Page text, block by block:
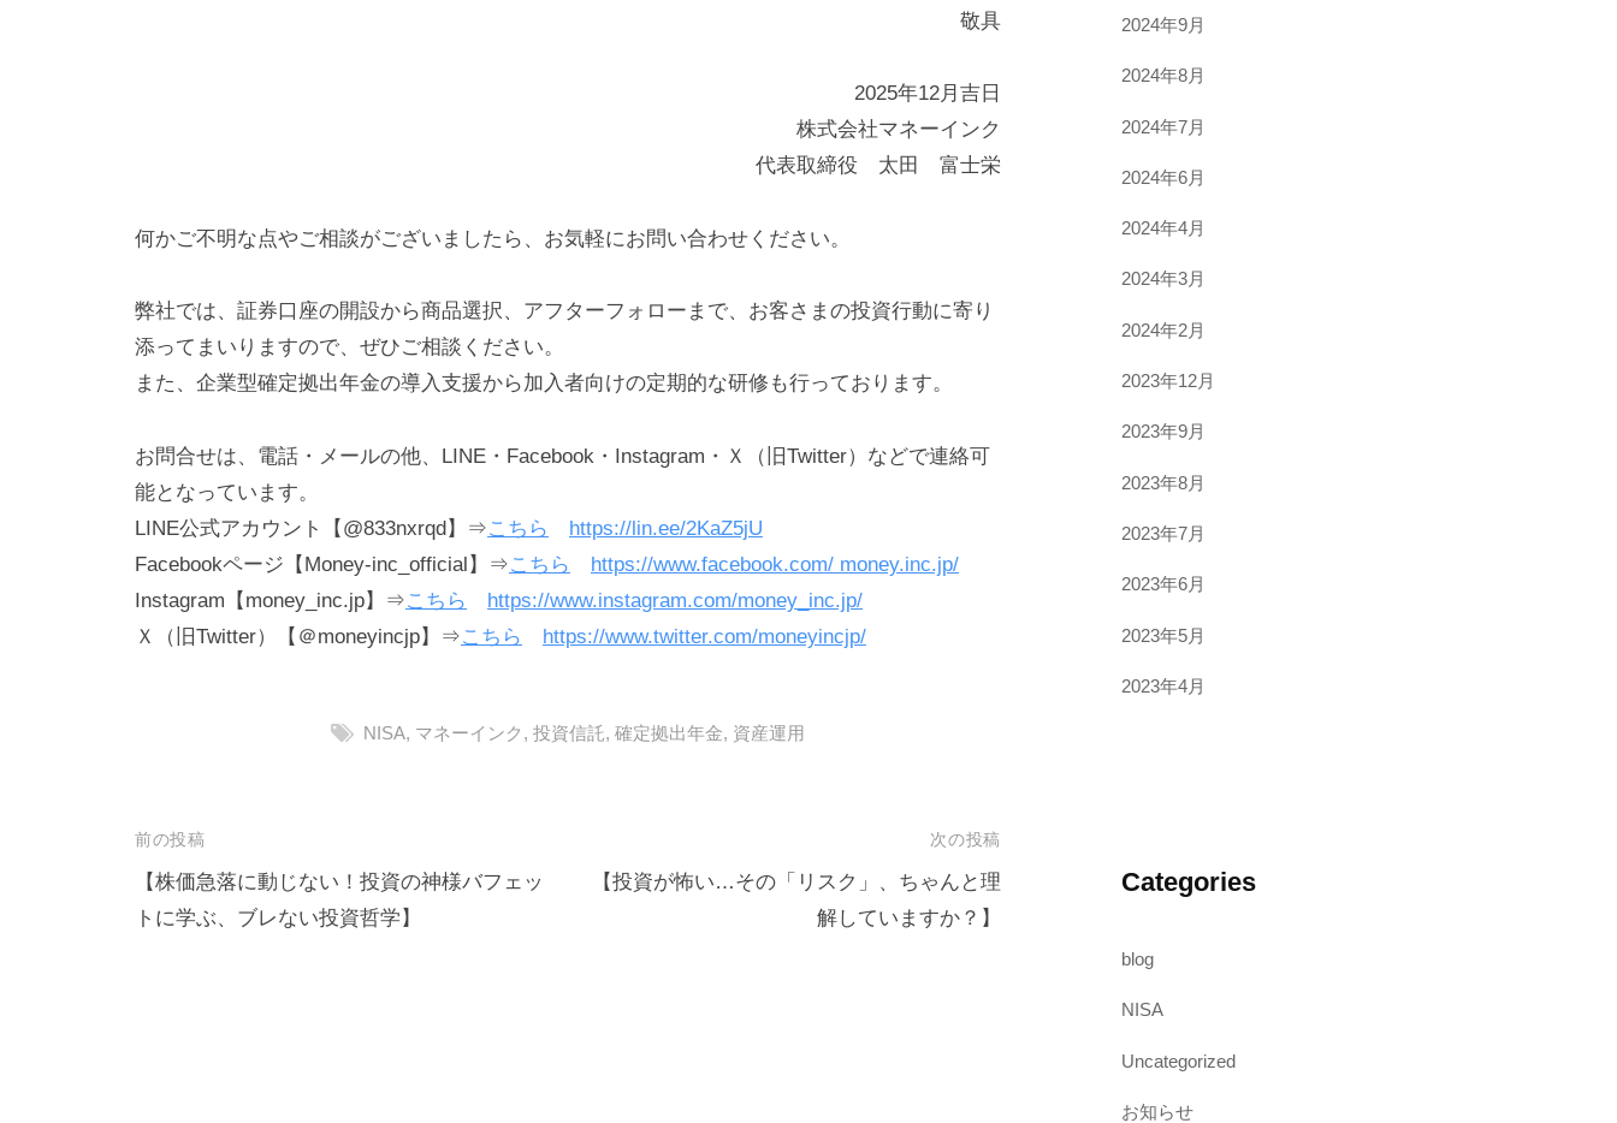
敬具
2025年12月吉日
株式会社マネーインク
代表取締役 太田 富士栄
何かご不明な点やご相談がございましたら、お気軽にお問い合わせください。
弊社では、証券口座の開設から商品選択、アフターフォローまで、お客さまの投資行動に寄り
添ってまいりますので、ぜひご相談ください。
また、企業型確定拠出年金の導入支援から加入者向けの定期的な研修も行っております。
お問合せは、電話・メールの他、LINE・Facebook・Instagram・Ｘ（旧Twitter）などで連絡可
能となっています。
LINE公式アカウント【@833nxrqd】⇒こちら
https://lin.ee/2KaZ5jU
Facebookページ【Money-inc_official】⇒こちら
https://www.facebook.com/ money.inc.jp/
Instagram【money_inc.jp】⇒こちら
https://www.instagram.com/money_inc.jp/
Ｘ（旧Twitter）【＠moneyincjp】⇒こちら https://www.twitter.com/moneyincjp/
NISA, マネーインク , 投資信託, 確定拠出年金, 資産運用
投
稿
ナ
前の投稿
【株価急落に動じない！投資の神様バフェッ
トに学ぶ、ブレない投資哲学】
次の投稿
【投資が怖い…その「リスク」、ちゃんと理
解していますか？】
2024年9月
2024年8月
2024年7月
2024年6月
2024年4月
2024年3月
2024年2月
2023年12月
2023年9月
2023年8月
2023年7月
2023年6月
2023年5月
2023年4月
Categories
blog
NISA
Uncategorized
お知らせ